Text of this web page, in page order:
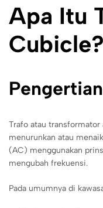
Apa Itu
Cubicle?
Trafo atau
menurunkan atau
(AC) menggunakan
mengubah frekuensi.
Pada umumnya di